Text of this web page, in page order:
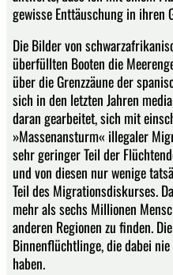
gewisse Enttäuschung in ihren
Die Bilder von
überfüllten Booten die
über die Grenzzäune der
sich in den letzten Jahren
daran gearbeitet, sich mit
»Massenansturm« illegaler
sehr geringer Teil der
und von diesen nur wenige
Teil des Migrationsdiskurses.
mehr als sechs Millionen
anderen Regionen zu finden.
Binnenflüchtlinge, die dabei
haben.